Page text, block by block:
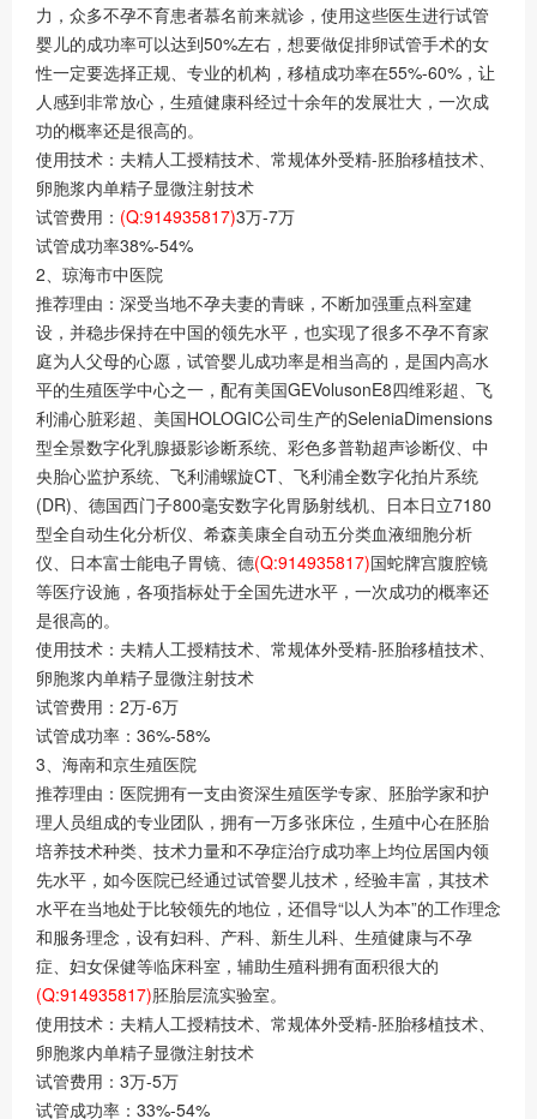
力，众多不孕不育患者慕名前来就诊，使用这些医生进行试管
婴儿的成功率可以达到50%左右，想要做促排卵试管手术的女
性一定要选择正规、专业的机构，移植成功率在55%-60%，让
人感到非常放心，生殖健康科经过十余年的发展壮大，一次成
功的概率还是很高的。
使用技术：夫精人工授精技术、常规体外受精-胚胎移植技术、
卵胞浆内单精子显微注射技术
试管费用： (Q:914935817)3万-7万
试管成功率38%-54%
2、琼海市中医院
推荐理由：深受当地不孕夫妻的青睐，不断加强重点科室建
设，并稳步保持在中国的领先水平，也实现了很多不孕不育家
庭为人父母的心愿，试管婴儿成功率是相当高的，是国内高水
平的生殖医学中心之一，配有美国GEVolusonE8四维彩超、飞
利浦心脏彩超、美国HOLOGIC公司生产的SeleniaDimensions
型全景数字化乳腺摄影诊断系统、彩色多普勒超声诊断仪、中
央胎心监护系统、飞利浦螺旋CT、飞利浦全数字化拍片系统
(DR)、德国西门子800毫安数字化胃肠射线机、日本日立7180
型全自动生化分析仪、希森美康全自动五分类血液细胞分析
仪、日本富士能电子胃镜、德(Q:914935817)国蛇牌宫腹腔镜
等医疗设施，各项指标处于全国先进水平，一次成功的概率还
是很高的。
使用技术：夫精人工授精技术、常规体外受精-胚胎移植技术、
卵胞浆内单精子显微注射技术
试管费用：2万-6万
试管成功率：36%-58%
3、海南和京生殖医院
推荐理由：医院拥有一支由资深生殖医学专家、胚胎学家和护
理人员组成的专业团队，拥有一万多张床位，生殖中心在胚胎
培养技术种类、技术力量和不孕症治疗成功率上均位居国内领
先水平，如今医院已经通过试管婴儿技术，经验丰富，其技术
水平在当地处于比较领先的地位，还倡导“以人为本”的工作理念
和服务理念，设有妇科、产科、新生儿科、生殖健康与不孕
症、妇女保健等临床科室，辅助生殖科拥有面积很大的
(Q:914935817)胚胎层流实验室。
使用技术：夫精人工授精技术、常规体外受精-胚胎移植技术、
卵胞浆内单精子显微注射技术
试管费用：3万-5万
试管成功率：33%-54%